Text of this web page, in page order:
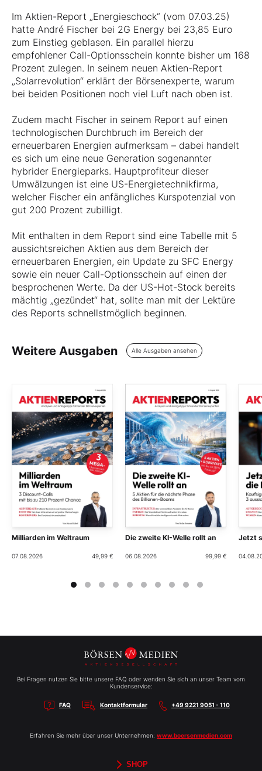
Im Aktien-Report „Energieschock“ (vom 07.03.25)
hatte André Fischer bei 2G Energy bei 23,85 Euro
zum Einstieg geblasen. Ein parallel hierzu
empfohlener Call-Optionsschein konnte bisher um 168
Prozent zulegen. In seinem neuen Aktien-Report
„Solarrevolution“ erklärt der Börsenexperte, warum
bei beiden Positionen noch viel Luft nach oben ist.
Zudem macht Fischer in seinem Report auf einen
technologischen Durchbruch im Bereich der
erneuerbaren Energien aufmerksam – dabei handelt
es sich um eine neue Generation sogenannter
hybrider Energieparks. Hauptprofiteur dieser
Umwälzungen ist eine US-Energietechnikfirma,
welcher Fischer ein anfängliches Kurspotenzial von
gut 200 Prozent zubilligt.
Mit enthalten in dem Report sind eine Tabelle mit 5
aussichtsreichen Aktien aus dem Bereich der
erneuerbaren Energien, ein Update zu SFC Energy
sowie ein neuer Call-Optionsschein auf einen der
besprochenen Werte. Da der US-Hot-Stock bereits
mächtig „gezündet“ hat, sollte man mit der Lektüre
des Reports schnellstmöglich beginnen.
Weitere Ausgaben Alle Ausgaben ansehen
Milliarden im Weltraum
07.08.2026 49,99 €
Die zweite KI-Welle rollt an
06.08.2026 99,99 €
Jetzt
Bei Fragen nutzen Sie bitte unsere FAQ oder wenden Sie sich an unser Team vom
Kundenservice:
FAQ Kontaktformular +49 9221 9051 - 110
Erfahren Sie mehr über unser Unternehmen: www.boersenmedien.com
SHOP